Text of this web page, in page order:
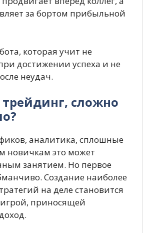
за бортом прибыльной
которая учит не
достижении успеха и не
неудач.
сложно
аналитика, сплошные
новичкам это может
занятием. Но первое
Создание наиболее
на деле становится
приносящей